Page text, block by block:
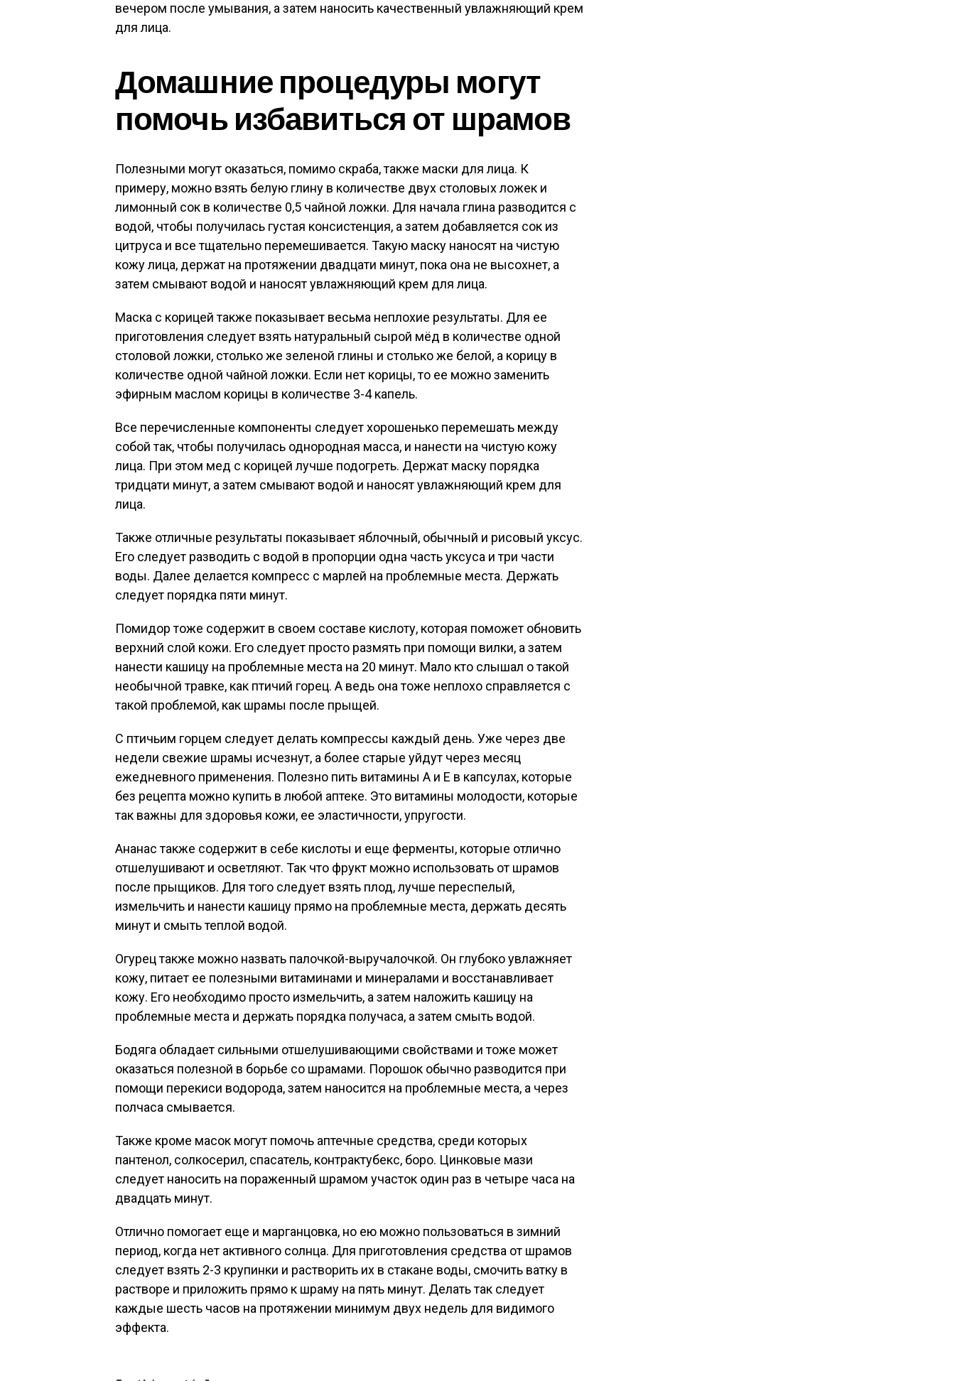
вечером после умывания, а затем наносить качественный увлажняющий крем
для лица.
Домашние процедуры могут
помочь избавиться от шрамов
Полезными могут оказаться, помимо скраба, также маски для лица. К
примеру, можно взять белую глину в количестве двух столовых ложек и
лимонный сок в количестве 0,5 чайной ложки. Для начала глина разводится с
водой, чтобы получилась густая консистенция, а затем добавляется сок из
цитруса и все тщательно перемешивается. Такую маску наносят на чистую
кожу лица, держат на протяжении двадцати минут, пока она не высохнет, а
затем смывают водой и наносят увлажняющий крем для лица.
Маска с корицей также показывает весьма неплохие результаты. Для ее
приготовления следует взять натуральный сырой мёд в количестве одной
столовой ложки, столько же зеленой глины и столько же белой, а корицу в
количестве одной чайной ложки. Если нет корицы, то ее можно заменить
эфирным маслом корицы в количестве 3-4 капель.
Все перечисленные компоненты следует хорошенько перемешать между
собой так, чтобы получилась однородная масса, и нанести на чистую кожу
лица. При этом мед с корицей лучше подогреть. Держат маску порядка
тридцати минут, а затем смывают водой и наносят увлажняющий крем для
лица.
Также отличные результаты показывает яблочный, обычный и рисовый уксус.
Его следует разводить с водой в пропорции одна часть уксуса и три части
воды. Далее делается компресс с марлей на проблемные места. Держать
следует порядка пяти минут.
Помидор тоже содержит в своем составе кислоту, которая поможет обновить
верхний слой кожи. Его следует просто размять при помощи вилки, а затем
нанести кашицу на проблемные места на 20 минут. Мало кто слышал о такой
необычной травке, как птичий горец. А ведь она тоже неплохо справляется с
такой проблемой, как шрамы после прыщей.
С птичьим горцем следует делать компрессы каждый день. Уже через две
недели свежие шрамы исчезнут, а более старые уйдут через месяц
ежедневного применения. Полезно пить витамины А и Е в капсулах, которые
без рецепта можно купить в любой аптеке. Это витамины молодости, которые
так важны для здоровья кожи, ее эластичности, упругости.
Ананас также содержит в себе кислоты и еще ферменты, которые отлично
отшелушивают и осветляют. Так что фрукт можно использовать от шрамов
после прыщиков. Для того следует взять плод, лучше переспелый,
измельчить и нанести кашицу прямо на проблемные места, держать десять
минут и смыть теплой водой.
Огурец также можно назвать палочкой-выручалочкой. Он глубоко увлажняет
кожу, питает ее полезными витаминами и минералами и восстанавливает
кожу. Его необходимо просто измельчить, а затем наложить кашицу на
проблемные места и держать порядка получаса, а затем смыть водой.
Бодяга обладает сильными отшелушивающими свойствами и тоже может
оказаться полезной в борьбе со шрамами. Порошок обычно разводится при
помощи перекиси водорода, затем наносится на проблемные места, а через
полчаса смывается.
Также кроме масок могут помочь аптечные средства, среди которых
пантенол, солкосерил, спасатель, контрактубекс, боро. Цинковые мази
следует наносить на пораженный шрамом участок один раз в четыре часа на
двадцать минут.
Отлично помогает еще и марганцовка, но ею можно пользоваться в зимний
период, когда нет активного солнца. Для приготовления средства от шрамов
следует взять 2-3 крупинки и растворить их в стакане воды, смочить ватку в
растворе и приложить прямо к шраму на пять минут. Делать так следует
каждые шесть часов на протяжении минимум двух недель для видимого
эффекта.